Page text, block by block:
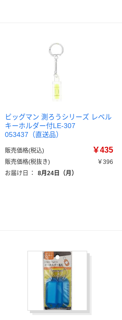
ビッグマン 測ろうシリーズ レベル
キーホルダー付LE-307
053437（直送品）
販売価格(税込) ￥435
販売価格(税抜き)
￥396
お届け日
： 8月24日（月）